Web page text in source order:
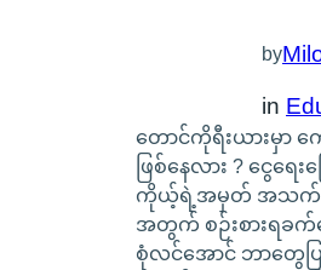
by
in
တောင်ကိုရီးယားမှာ
ဖြစ်နေလား ? ငွေရေး
ကိုယ့်ရဲ့အမှတ် အသက်ကြ
အတွက် စဉ်းစားရခက်
စုံလင်အောင် ဘာတွေ